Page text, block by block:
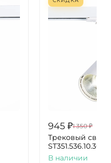
945 ₽1 350 ₽
Трековый
ST351.536.10.36
В наличии